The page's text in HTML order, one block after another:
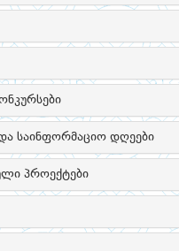
საინფორმაციო დღეები
პროექტები